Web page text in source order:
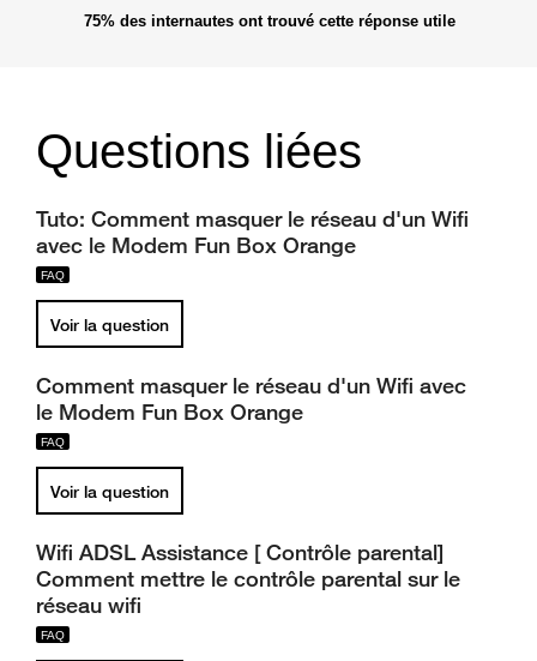
75% des internautes ont trouvé cette réponse utile
Questions liées
Tuto: Comment masquer le réseau d'un Wifi
avec le Modem Fun Box Orange
Voir la question
Comment masquer le réseau d'un Wifi avec
le Modem Fun Box Orange
Voir la question
Wifi ADSL Assistance [ Contrôle parental]
Comment mettre le contrôle parental sur le
réseau wifi